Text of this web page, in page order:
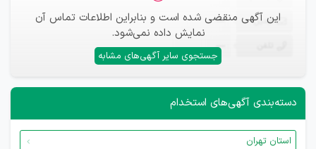
این آگهی منقضی شده است و بنابراین اطلاعات تماس آن
نمایش داده نمی‌شود.
جستجوی سایر آگهی‌های مشابه
ایمیل —
—
دسته‌بندی آگهی‌های استخدام
استان تهران